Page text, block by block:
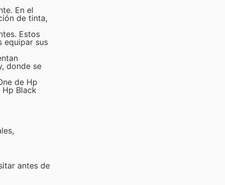
En el
de tinta,
Estos
equipar sus
donde se
de Hp
Black
antes de